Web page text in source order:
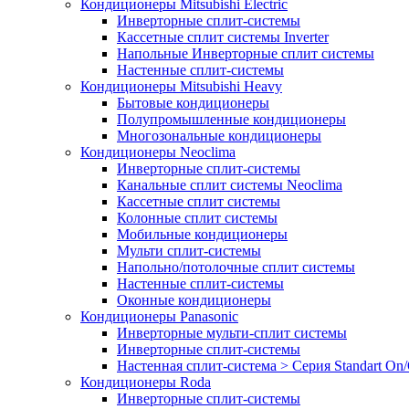
Кондиционеры Mitsubishi Electric
Инверторные сплит-системы
Кассетные сплит системы Inverter
Напольные Инверторные сплит системы
Настенные сплит-системы
Кондиционеры Mitsubishi Heavy
Бытовые кондиционеры
Полупромышленные кондиционеры
Многозональные кондиционеры
Кондиционеры Neoclima
Инверторные сплит-системы
Канальные сплит системы Neoclima
Кассетные сплит системы
Колонные сплит системы
Мобильные кондиционеры
Мульти сплит-системы
Напольно/потолочные сплит системы
Настенные сплит-системы
Оконные кондиционеры
Кондиционеры Panasonic
Инверторные мульти-сплит системы
Инверторные сплит-системы
Настенная сплит-система > Серия Standart
Кондиционеры Roda
Инверторные сплит-системы